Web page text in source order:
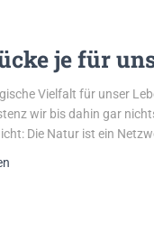
je für
Vielfalt für unser
wir bis dahin gar
Die Natur ist ein